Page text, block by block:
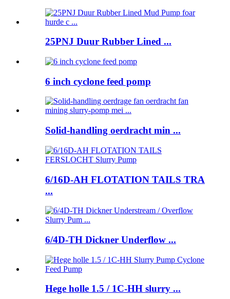
25PNJ Duur Rubber Lined ...
6 inch cyclone feed pomp
Solid-handling oerdracht min ...
6/16D-AH FLOTATION TAILS TRA
...
6/4D-TH Dickner Underflow ...
Hege holle 1.5 / 1C-HH slurry ...